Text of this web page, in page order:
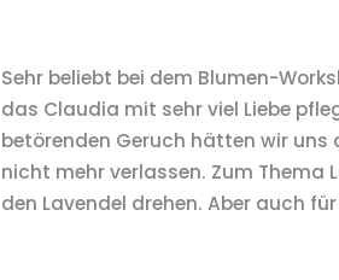
Sehr beliebt bei dem Blumen-
das Claudia mit sehr viel Liebe
betörenden Geruch hätten wir
nicht mehr verlassen. Zum Thema
den Lavendel drehen. Aber auch